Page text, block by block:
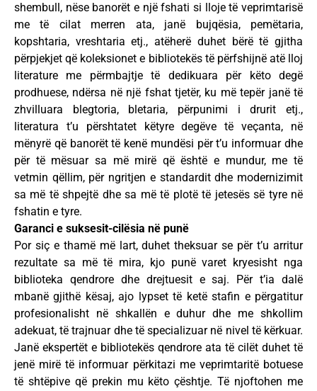
shembull, nëse banorët e një fshati si lloje të veprimtarisë
me të cilat merren ata, janë bujqësia, pemëtaria,
kopshtaria, vreshtaria etj., atëherë duhet bërë të gjitha
përpjekjet që koleksionet e bibliotekës të përfshijnë atë lloj
literature me përmbajtje të dedikuara për këto degë
prodhuese, ndërsa në një fshat tjetër, ku më tepër janë të
zhvilluara blegtoria, bletaria, përpunimi i drurit etj.,
literatura t’u përshtatet këtyre degëve të veçanta, në
mënyrë që banorët të kenë mundësi për t’u informuar dhe
për të mësuar sa më mirë që është e mundur, me të
vetmin qëllim, për ngritjen e standardit dhe modernizimit
sa më të shpejtë dhe sa më të plotë të jetesës së tyre në
fshatin e tyre.
Garanci e suksesit-cilësia në punë
Por siç e thamë më lart, duhet theksuar se për t’u arritur
rezultate sa më të mira, kjo punë varet kryesisht nga
biblioteka qendrore dhe drejtuesit e saj. Për t’ia dalë
mbanë gjithë kësaj, ajo lypset të ketë stafin e përgatitur
profesionalisht në shkallën e duhur dhe me shkollim
adekuat, të trajnuar dhe të specializuar në nivel të kërkuar.
Janë ekspertët e bibliotekës qendrore ata të cilët duhet të
jenë mirë të informuar përkitazi me veprimtaritë botuese
të shtëpive që prekin mu këto çështje. Të njoftohen me